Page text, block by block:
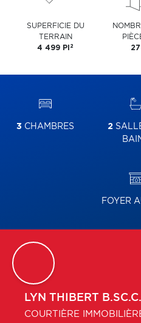
SUPERFICIE DU
TERRAIN
4 499 PI 2
27
3 CHAMBRES 2
FOYER
LYN THIBERT B.SC.C.
COURTIÈRE